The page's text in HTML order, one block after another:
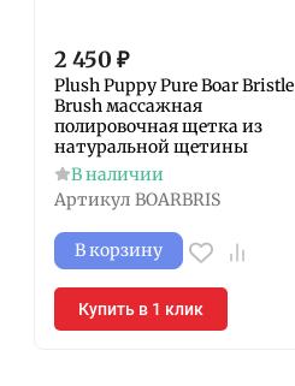
2 450 ₽
Plush Puppy Pure Boar Bristle
Brush массажная
полировочная щетка из
натуральной щетины
В наличии
Артикул BOARBRIS
В корзину
Купить в 1 клик